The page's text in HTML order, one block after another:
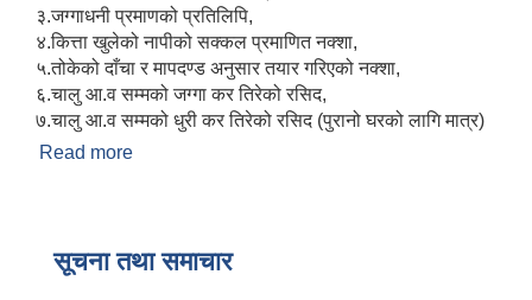
३.जग्गाधनी प्रमाणको प्रतिलिपि,
४.कित्ता खुलेको नापीको सक्कल प्रमाणित नक्शा,
५.तोकेको दाँचा र मापदण्ड अनुसार तयार गरिएको नक्शा,
६.चालु आ.व सम्मको जग्गा कर तिरेको रसिद,
७.चालु आ.व सम्मको धुरी कर तिरेको रसिद (पुरानो घरको लागि मात्र)
Read more
सूचना तथा समाचार